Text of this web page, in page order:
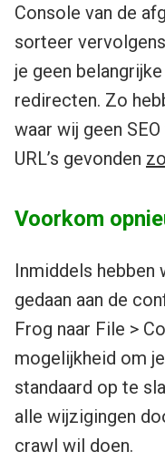
Console van de
sorteer
je geen
redirecten. Zo
waar wij geen
URL’s gevonden
Voorkom
Inmiddels hebben
gedaan aan de
Frog naar File >
mogelijkheid om
standaard op te
alle wijzigingen
crawl wil doen.